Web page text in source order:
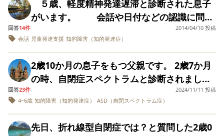
します。 長文失礼し
ました。
ます。 療育センターのケアマネージャーさん
には、療育センター以外にも通うのであれば
児童発達支援事業所は1ヶ所までにして下さい
と言われています。 ですので【1】と【3】、
【2】と【3】の組み合わせか、3ヵ所のうち1
ヶ所だけ、となります。 私の要望としては、
週イチの療育センター通いだけでは物足りな
く感じるので、息子の体力等を考慮して可能
な限り上記の事業所にも通いたい、というこ
とです。 現在は毎日のように息子ときょうだ
んばかりです。ですが、そこは週2.3回の母子
通園（10時半〜13時半）しか通えません。 私
としては、下の子（0歳）もいる中で、療育以
外の時間を有意義に過ごしたいと思うのに、
ままならない（息子が走って目の届かないと
ころに行ってしまうため）、それでは経験と
して少なすぎるのでは？と不安があります。
正直下の子を連れて、お弁当作って母子通園
して、歌って踊って…そして残りの時間もべ
で療育通われてる方のお話お伺いしたいで
す。 効果は感じられてますか？？
せん）、親から子に何も伝わりません。手を
たたいたりひらひらさせたりはしています
が、模倣は全然できません。娘の方も、指さ
しもしないので、意思疎通は、だっこをせが
むか、座り込んで拒否を示すか、だけです。
保育園には通っておらず同年代の子供とのや
り取りがないのもわかりますが、同じくらい
なり奪い取ってしまうような状態です。服は
多々あるのですが、診断を受けたからには何
か対処しなければと思って、療育に通うこと
を決めました。 まだまだ通い始めたばかりで
すが、その療育センターでは手遊びやおやつ
タイム、 これじゃ託児所とあまり変わらない
のでは？と疑問に思っております。 療育始め
たばかりで気が焦っているのかもしれませ
ん。これで大丈夫なのかって不安がいっぱい
です。 療育センターを利用した、療育をした
みなさんは実際にどんな効果を得られました
５歳、軽度精神発達遅滞と診断された息子
がいます。 会話や日付などの認識に問題
を感じていますが、性格は大人しく素直で可
愛い子です(笑)。 今は、保育所から帰宅し
聞かせや発達障害に良いと言われるDVDをほ
ぼ毎日見せています。 相談員さんに言われ
て、自宅の近くで児童発達支援の療育の場を
探してみましたが 見学に行ったり問い合わ
せの電話をすると、年齢のこともあってか？
回答14件
2014/04/10 投稿
会話 児童発達支援 知的障害（知的発達症）
2歳10か月の息子をもつ父親です。 2歳7か月
の時、自閉症スペクトラムと診断されまし
た。発語がなく、常同行動があります。 新版
K式で全体DQが48(中度)、運動が軽度、認知
あります。現在は未就園児(プレ幼稚園週1)で
回答23件
2024/11/11 投稿
4~6歳 知的障害（知的発達症） ASD（自閉スペクトラム症）
先日、折れ線型自閉症では？と質問した2歳0